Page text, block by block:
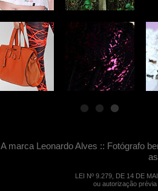
A marca Leonardo Alves :: Fotógrafo
LEI Nº 9.279, DE 14 DE
ou autorização